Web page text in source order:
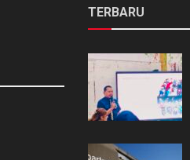
TERBARU